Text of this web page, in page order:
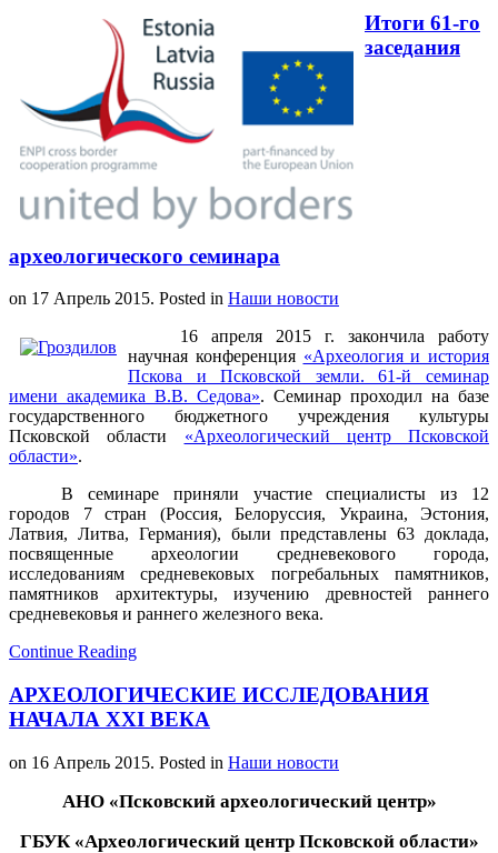
Итоги 61-го
заседания
археологического семинара
on 17 Апрель 2015. Posted in Наши новости
16 апреля 2015 г. закончила работу
научная конференция «Археология и история
Пскова и Псковской земли. 61-й семинар
имени академика В.В. Седова». Семинар проходил на базе
государственного бюджетного учреждения культуры
Псковской области «Археологический центр Псковской
области».
В семинаре приняли участие специалисты из 12
городов 7 стран (Россия, Белоруссия, Украина, Эстония,
Латвия, Литва, Германия), были представлены 63 доклада,
посвященные археологии средневекового города,
исследованиям средневековых погребальных памятников,
памятников архитектуры, изучению древностей раннего
средневековья и раннего железного века.
Continue Reading
АРХЕОЛОГИЧЕСКИЕ ИССЛЕДОВАНИЯ
НАЧАЛА XXI ВЕКА
on 16 Апрель 2015. Posted in Наши новости
АНО «Псковский археологический центр»
ГБУК «Археологический центр Псковской области»